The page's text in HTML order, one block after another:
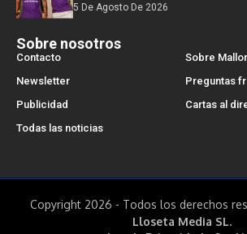
5 De Agosto De 2026
Sobre nosotros
Contacto
Sobre
Newsletter
Preguntas
Publicidad
Cartas al
Todas las noticias
Copyright 2026 - Todos los derechos
Lloseta Media SL.